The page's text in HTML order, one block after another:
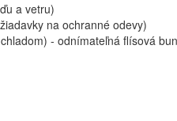
a vetru)
na ochranné odevy)
- odnímateľná flísová